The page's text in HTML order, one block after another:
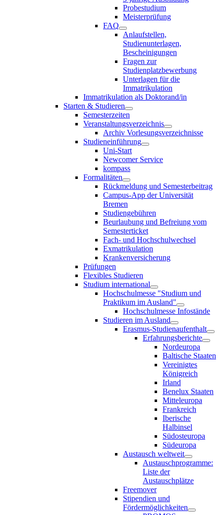
Probestudium
Meisterprüfung
FAQ
Anlaufstellen,
Studienunterlagen,
Bescheinigungen
Fragen zur
Studienplatzbewerbung
Unterlagen für die
Immatrikulation
Immatrikulation als Doktorand/in
Starten & Studieren
Semesterzeiten
Veranstaltungsverzeichnis
Archiv Vorlesungsverzeichnisse
Studieneinführung
Uni-Start
Newcomer Service
kompass
Formalitäten
Rückmeldung und Semesterbeitrag
Campus-App der Universität
Bremen
Studiengebühren
Beurlaubung und Befreiung vom
Semesterticket
Fach- und Hochschulwechsel
Exmatrikulation
Krankenversicherung
Prüfungen
Flexibles Studieren
Studium international
Hochschulmesse "Studium und
Praktikum im Ausland"
Hochschulmesse Infostände
Studieren im Ausland
Erasmus-Studienaufenthalt
Erfahrungsberichte
Nordeuropa
Baltische Staaten
Vereinigtes
Königreich
Irland
Benelux Staaten
Mitteleuropa
Frankreich
Iberische
Halbinsel
Südosteuropa
Südeuropa
Austausch weltweit
Austauschprogramme:
Liste der
Austauschplätze
Freemover
Stipendien und
Fördermöglichkeiten